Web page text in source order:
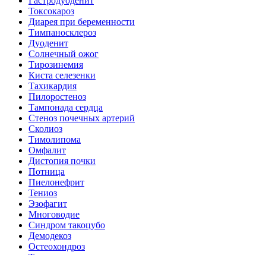
Токсокароз
Диарея при беременности
Тимпаносклероз
Дуоденит
Солнечный ожог
Тирозинемия
Киста селезенки
Тахикардия
Пилоростеноз
Тампонада сердца
Стеноз почечных артерий
Сколиоз
Тимолипома
Омфалит
Дистопия почки
Потница
Пиелонефрит
Тениоз
Эзофагит
Многоводие
Синдром такоцубо
Демодекоз
Остеохондроз